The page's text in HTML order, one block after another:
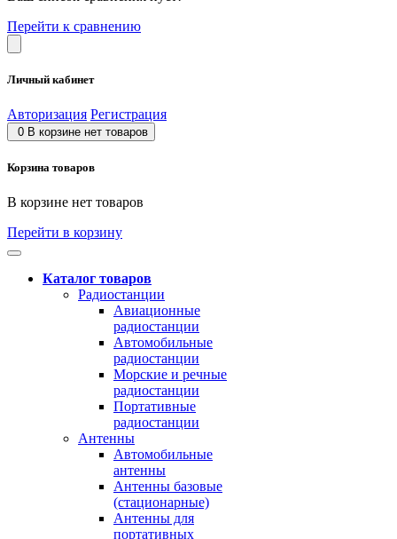
Перейти к сравнению
Личный кабинет
Авторизация Регистрация
0 В корзине нет товаров
Корзина товаров
В корзине нет товаров
Перейти в корзину
Каталог товаров
Радиостанции
Авиационные
радиостанции
Автомобильные
радиостанции
Морские и речные
радиостанции
Портативные
радиостанции
Антенны
Автомобильные
антенны
Антенны базовые
(стационарные)
Антенны для
портативных